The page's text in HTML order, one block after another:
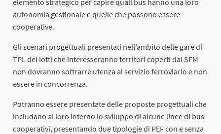
autonomia gestionale e quelle che possono essere
cooperative.
Gli scenari progettuali presentati nell’ambito delle gare di
TPL dei lotti che interesseranno territori coperti dal SFM
non dovranno sottrarre utenza al servizio ferroviario e non
essere in concorrenza.
Potranno essere presentate delle proposte progettuali che
includano al loro interno lo sviluppo di alcune linee di bus
cooperativi, presentando due tipologie di PEF con e senza